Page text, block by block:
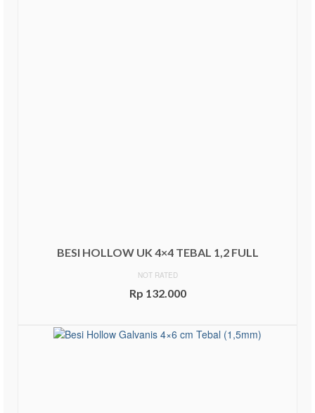
BESI HOLLOW UK 4×4 TEBAL 1,2 FULL
NOT RATED
Rp 132.000